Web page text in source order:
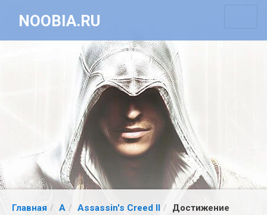
NOOBIA.RU
Главная A Assassin's Creed II
Достижение